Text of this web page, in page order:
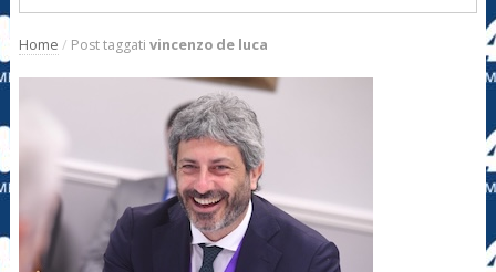
Home / Post taggati vincenzo de luca